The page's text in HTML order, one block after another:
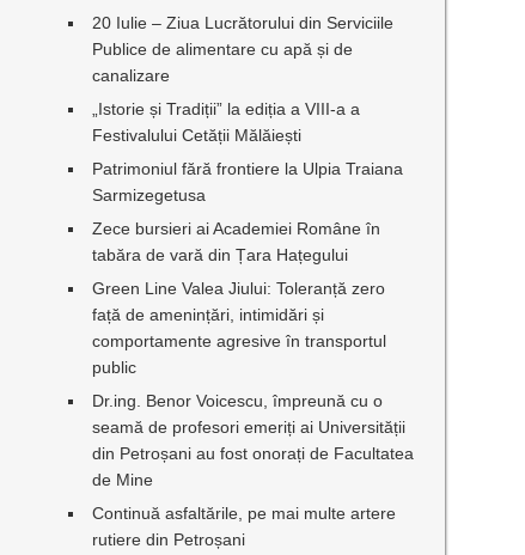
20 Iulie – Ziua Lucrătorului din Serviciile
Publice de alimentare cu apă și de
canalizare
„Istorie și Tradiții” la ediția a VIII-a a
Festivalului Cetății Mălăiești
Patrimoniul fără frontiere la Ulpia Traiana
Sarmizegetusa
Zece bursieri ai Academiei Române în
tabăra de vară din Țara Hațegului
Green Line Valea Jiului: Toleranță zero
față de amenințări, intimidări și
comportamente agresive în transportul
public
Dr.ing. Benor Voicescu, împreună cu o
seamă de profesori emeriți ai Universității
din Petroșani au fost onorați de Facultatea
de Mine
Continuă asfaltările, pe mai multe artere
rutiere din Petroșani